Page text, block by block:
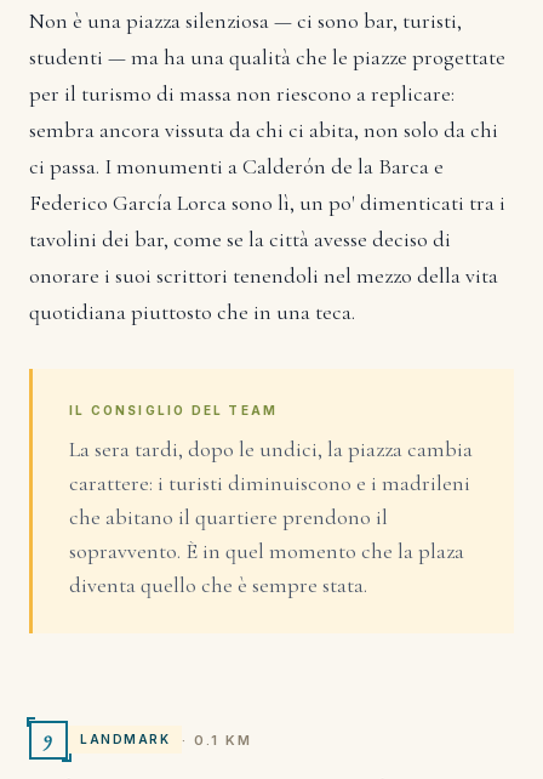
Non è una piazza silenziosa — ci sono bar, turisti,
studenti — ma ha una qualità che le piazze progettate
per il turismo di massa non riescono a replicare:
sembra ancora vissuta da chi ci abita, non solo da chi
ci passa. I monumenti a Calderón de la Barca e
Federico García Lorca sono lì, un po' dimenticati tra i
tavolini dei bar, come se la città avesse deciso di
onorare i suoi scrittori tenendoli nel mezzo della vita
quotidiana piuttosto che in una teca.
IL CONSIGLIO DEL TEAM
La sera tardi, dopo le undici, la piazza cambia
carattere: i turisti diminuiscono e i madrileni
che abitano il quartiere prendono il
sopravvento. È in quel momento che la plaza
diventa quello che è sempre stata.
9 LANDMARK · 0.1 KM